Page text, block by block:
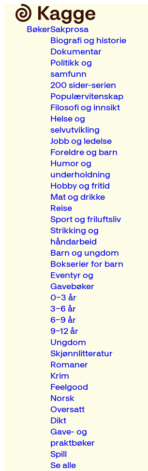
BøkerSakprosa
Biografi og historie
Dokumentar
Politikk og
samfunn
200 sider-serien
Populærvitenskap
Filosofi og innsikt
Helse og
selvutvikling
Jobb og ledelse
Foreldre og barn
Humor og
underholdning
Hobby og fritid
Mat og drikke
Reise
Sport og friluftsliv
Strikking og
håndarbeid
Barn og ungdom
Bokserier for barn
Eventyr og
Gavebøker
0–3 år
3–6 år
6–9 år
9–12 år
Ungdom
Skjønnlitteratur
Romaner
Krim
Feelgood
Norsk
Oversatt
Dikt
Gave- og
praktbøker
Spill
Se alle